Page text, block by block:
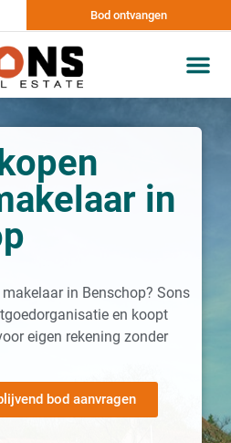
Bod ontvangen
in
in Benschop? Sons
en koopt
eigen rekening zonder
bod aanvragen